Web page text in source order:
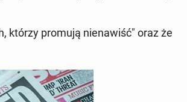
którzy promują nie­na­wiść" oraz że